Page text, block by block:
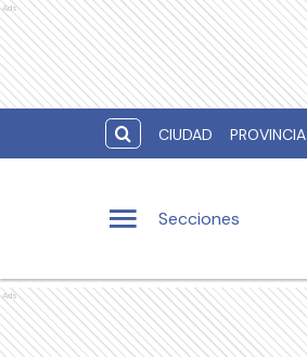
Ads
CIUDAD PROVINCIA
Secciones
Ads